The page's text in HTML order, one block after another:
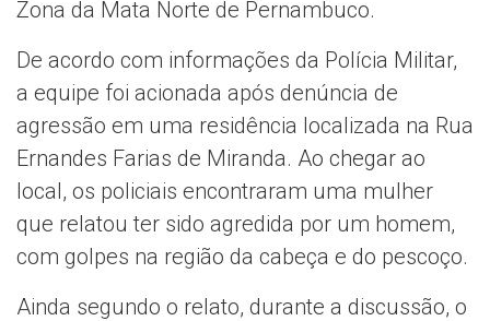
Zona da Mata Norte de Pernambuco.
De acordo com informações da Polícia Militar,
a equipe foi acionada após denúncia de
agressão em uma residência localizada na Rua
Ernandes Farias de Miranda. Ao chegar ao
local, os policiais encontraram uma mulher
que relatou ter sido agredida por um homem,
com golpes na região da cabeça e do pescoço.
Ainda segundo o relato, durante a discussão, o